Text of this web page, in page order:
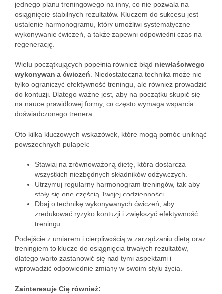
jednego planu treningowego na inny, co nie pozwala na
osiągnięcie stabilnych rezultatów. Kluczem do sukcesu jest
ustalenie harmonogramu, który umożliwi systematyczne
wykonywanie ćwiczeń, a także zapewni odpowiedni czas na
regenerację.
Wielu początkujących popełnia również błąd niewłaściwego
wykonywania ćwiczeń . Niedostateczna technika może nie
tylko ograniczyć efektywność treningu, ale również prowadzić
do kontuzji. Dlatego ważne jest, aby na początku skupić się
na nauce prawidłowej formy, co często wymaga wsparcia
doświadczonego trenera.
Oto kilka kluczowych wskazówek, które mogą pomóc uniknąć
powszechnych pułapek:
Stawiaj na zrównoważoną dietę, która dostarcza
wszystkich niezbędnych składników odżywczych.
Utrzymuj regularny harmonogram treningów, tak aby
stały się one częścią Twojej codzienności.
Dbaj o technikę wykonywanych ćwiczeń, aby
zredukować ryzyko kontuzji i zwiększyć efektywność
treningu.
Podejście z umiarem i cierpliwością w zarządzaniu dietą oraz
treningiem to klucze do osiągnięcia trwałych rezultatów,
dlatego warto zastanowić się nad tymi aspektami i
wprowadzić odpowiednie zmiany w swoim stylu życia.
Zainteresuje Cię również: